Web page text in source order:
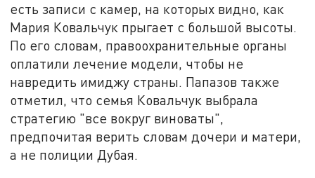
есть записи с камер, на которых видно, как
Мария Ковальчук прыгает с большой высоты.
По его словам, правоохранительные органы
оплатили лечение модели, чтобы не
навредить имиджу страны. Папазов также
отметил, что семья Ковальчук выбрала
стратегию "все вокруг виноваты",
предпочитая верить словам дочери и матери,
а не полиции Дубая.